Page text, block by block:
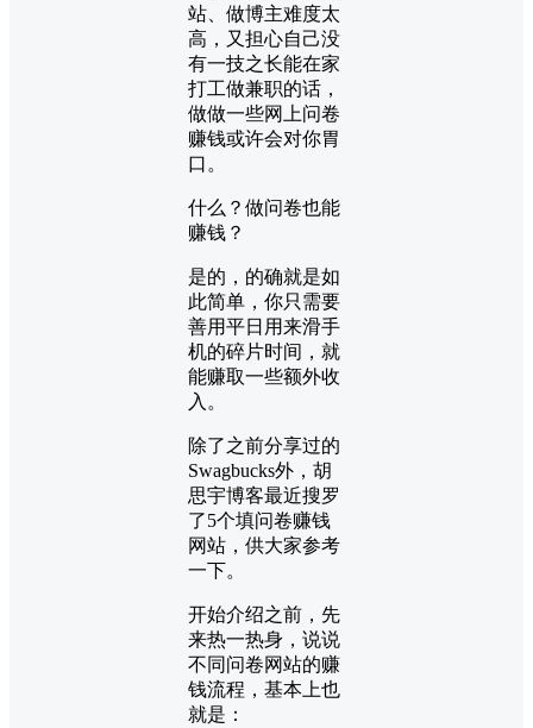
站、做博主难度太
高，又担心自己没
有一技之长能在家
打工做兼职的话，
做做一些网上问卷
赚钱或许会对你胃
口。
什么？做问卷也能
赚钱？
是的，的确就是如
此简单，你只需要
善用平日用来滑手
机的碎片时间，就
能赚取一些额外收
入。
除了之前分享过的
Swagbucks外，胡
思宇博客最近搜罗
了5个填问卷赚钱
网站，供大家参考
一下。
开始介绍之前，先
来热一热身，说说
不同问卷网站的赚
钱流程，基本上也
就是：